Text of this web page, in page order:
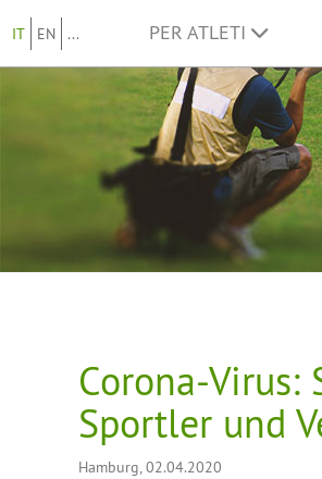
IT EN ... PER ATLETI
Corona-
Sportler und
Hamburg, 02.04.2020